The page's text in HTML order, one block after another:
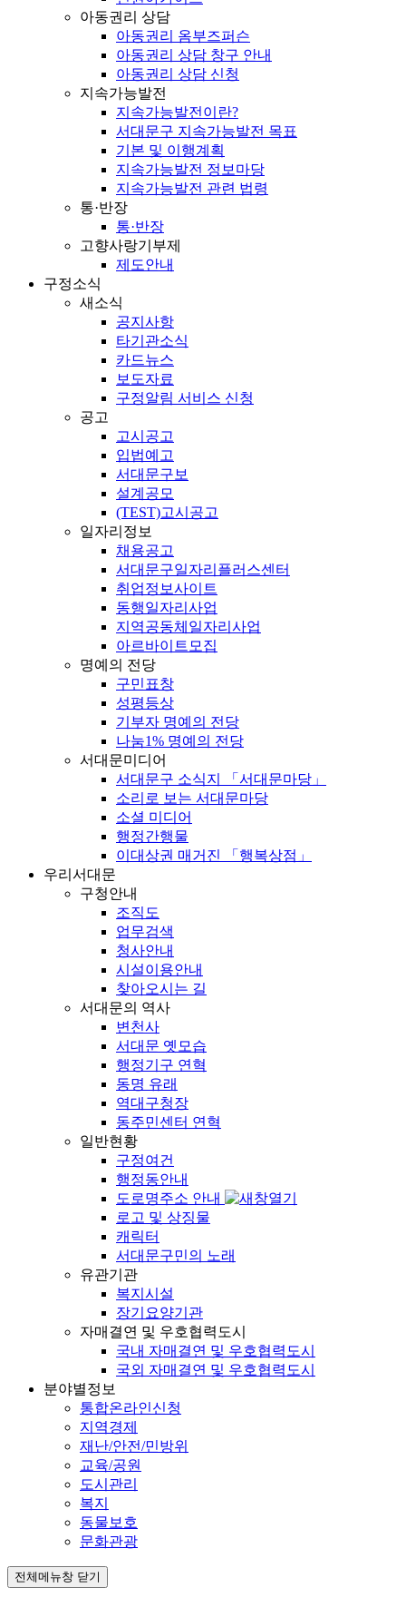
아동권리 상담
아동권리 옴부즈퍼슨
아동권리 상담 창구 안내
아동권리 상담 신청
지속가능발전
지속가능발전이란?
서대문구 지속가능발전 목표
기본 및 이행계획
지속가능발전 정보마당
지속가능발전 관련 법령
통·반장
통·반장
고향사랑기부제
제도안내
구정소식
새소식
공지사항
타기관소식
카드뉴스
보도자료
구정알림 서비스 신청
공고
고시공고
입법예고
서대문구보
설계공모
(TEST)고시공고
일자리정보
채용공고
서대문구일자리플러스센터
취업정보사이트
동행일자리사업
지역공동체일자리사업
아르바이트모집
명예의 전당
구민표창
성평등상
기부자 명예의 전당
나눔1% 명예의 전당
서대문미디어
서대문구 소식지 「서대문마당」
소리로 보는 서대문마당
소셜 미디어
행정간행물
이대상권 매거진 「행복상점」
우리서대문
구청안내
조직도
업무검색
청사안내
시설이용안내
찾아오시는 길
서대문의 역사
변천사
서대문 옛모습
행정기구 연혁
동명 유래
역대구청장
동주민센터 연혁
일반현황
구정여건
행정동안내
도로명주소 안내
로고 및 상징물
캐릭터
서대문구민의 노래
유관기관
복지시설
장기요양기관
자매결연 및 우호협력도시
국내 자매결연 및 우호협력도시
국외 자매결연 및 우호협력도시
분야별정보
통합온라인신청
지역경제
재난/안전/민방위
교육/공원
도시관리
복지
동물보호
문화관광
전체메뉴창 닫기